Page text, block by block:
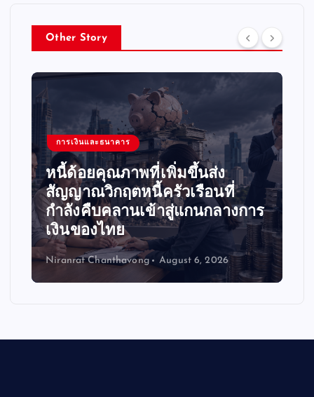
Other Story
การเงินและธนาคาร
หนี้ด้อยคุณภาพที่เพิ่มขึ้นส่ง
สัญญาณวิกฤตหนี้ครัวเรือนที่
กำลังคืบคลานเข้าสู่แกนกลางการ
เงินของไทย
Niranrat Chanthavong August 6, 2026